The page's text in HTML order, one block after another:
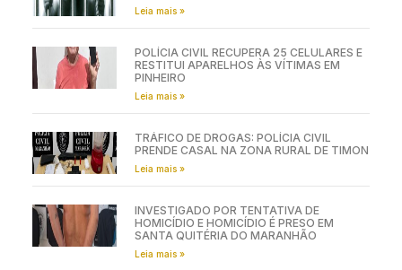
Leia mais »
POLÍCIA CIVIL RECUPERA 25 CELULARES E
RESTITUI APARELHOS ÀS VÍTIMAS EM
PINHEIRO
Leia mais »
TRÁFICO DE DROGAS: POLÍCIA CIVIL
PRENDE CASAL NA ZONA RURAL DE TIMON
Leia mais »
INVESTIGADO POR TENTATIVA DE
HOMICÍDIO E HOMICÍDIO É PRESO EM
SANTA QUITÉRIA DO MARANHÃO
Leia mais »